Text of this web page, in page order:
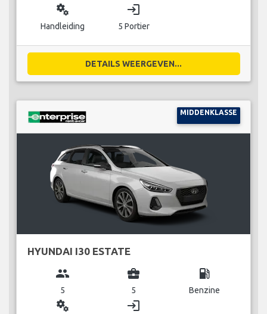
miscellaneous_services
Handleiding
login
5 Portier
DETAILS WEERGEVEN...
MIDDENKLASSE
HYUNDAI I30 ESTATE
group
5
business_center
5
local_gas_station
Benzine
miscellaneous_services login